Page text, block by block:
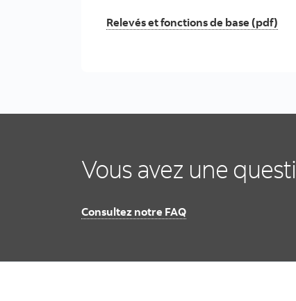
Relevés et fonctions de base (pdf)
Vous avez une
Consultez notre FAQ